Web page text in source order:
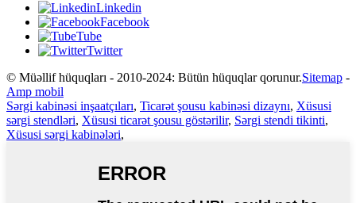
Linkedin
Facebook
Tube
Twitter
© Müəllif hüquqları - 2010-2024: Bütün hüquqlar qorunur.Sitemap -
Amp mobil
Sərgi kabinəsi inşaatçıları, Ticarət şousu kabinəsi dizaynı, Xüsusi
sərgi stendləri, Xüsusi ticarət şousu göstərilir, Sərgi stendi tikinti,
Xüsusi sərgi kabinələri,